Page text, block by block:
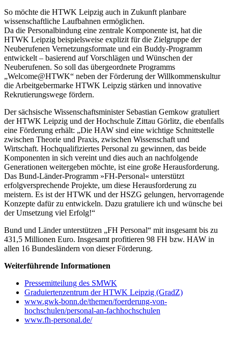
So möchte die HTWK Leipzig auch in Zukunft planbare
wissenschaftliche Laufbahnen ermöglichen.
Da die Personalbindung eine zentrale Komponente ist, hat die
HTWK Leipzig beispielsweise explizit für die Zielgruppe der
Neuberufenen Vernetzungsformate und ein Buddy-Programm
entwickelt – basierend auf Vorschlägen und Wünschen der
Neuberufenen. So soll das übergeordnete Programms
„Welcome@HTWK“ neben der Förderung der Willkommenskultur
die Arbeitgebermarke HTWK Leipzig stärken und innovative
Rekrutierungswege fördern.
Der sächsische Wissenschaftsminister Sebastian Gemkow gratuliert
der HTWK Leipzig und der Hochschule Zittau Görlitz, die ebenfalls
eine Förderung erhält: „Die HAW sind eine wichtige Schnittstelle
zwischen Theorie und Praxis, zwischen Wissenschaft und
Wirtschaft. Hochqualifiziertes Personal zu gewinnen, das beide
Komponenten in sich vereint und dies auch an nachfolgende
Generationen weitergeben möchte, ist eine große Herausforderung.
Das Bund-Länder-Programm »FH-Personal« unterstützt
erfolgversprechende Projekte, um diese Herausforderung zu
meistern. Es ist der HTWK und der HSZG gelungen, hervorragende
Konzepte dafür zu entwickeln. Dazu gratuliere ich und wünsche bei
der Umsetzung viel Erfolg!“
Bund und Länder unterstützen „FH Personal“ mit insgesamt bis zu
431,5 Millionen Euro. Insgesamt profitieren 98 FH bzw. HAW in
allen 16 Bundesländern von dieser Förderung.
Weiterführende Informationen
Pressemitteilung des SMWK
Graduiertenzentrum der HTWK Leipzig (GradZ)
www.gwk-bonn.de/themen/foerderung-von-
hochschulen/personal-an-fachhochschulen
www.fh-personal.de/